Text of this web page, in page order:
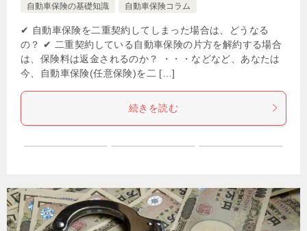
自動車保険の基礎知識 自動車保険コラム
✔ 自動車保険を二重契約してしまった場合は、どうなる
の？ ✔ 二重契約している自動車保険の片方を解約する場合
は、保険料は返金されるのか？ ・・・などなど、あなたは
今、自動車保険(任意保険)を二 […]
続きを読む